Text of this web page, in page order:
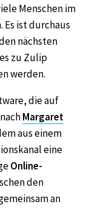
Menschen im
ist durchaus
nächsten
zu Zulip
werden.
die auf
Margaret
aus einem
eine
Online-
den
an